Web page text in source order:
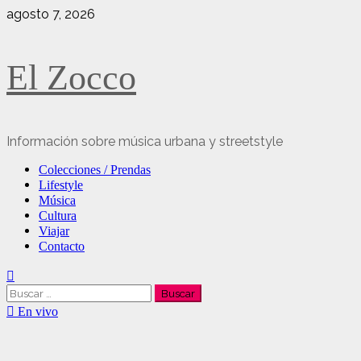
Saltar
agosto 7, 2026
El Zocco
Información sobre música urbana y streetstyle
Menú
principal
Colecciones / Prendas
Lifestyle
Música
Cultura
Viajar
Contacto
Buscar:
En vivo